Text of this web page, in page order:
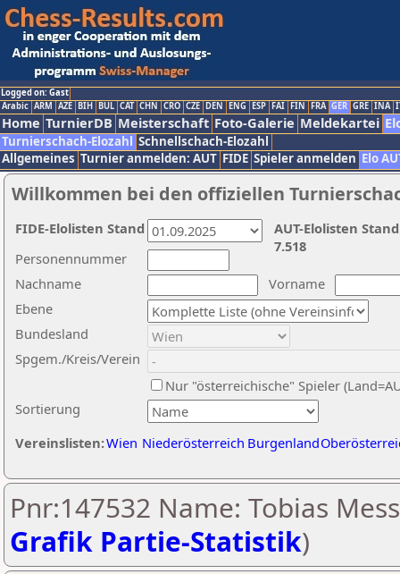
Logged on: Gast
Arabic ARM AZE BIH BUL CAT CHN CRO CZE DEN ENG ESP FAI FIN FRA GER GRE INA
Home TurnierDB Meisterschaft Foto-Galerie Meldekartei
Turnierschach-Elozahl Schnellschach-Elozahl
Allgemeines Turnier anmelden: AUT FIDE Spieler anmelden Elo
Willkommen bei den offiziellen
Nachname
Vorname
Ebene
Sortierung
Personennummer
Bundesland
Spgem./Kreis/Verein
Nur "österreichische" Spieler
Vereinslisten:Wien Niederösterreich Burgenland
AUT-Elolisten
7.518
FIDE-Elolisten Stand
Pnr:147532 Name: Tobias
Grafik Partie-Statistik)